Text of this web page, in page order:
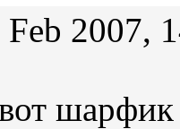
Feb 2007,